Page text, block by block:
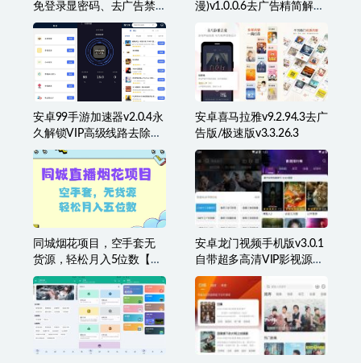
安卓万能钥匙APP v1.1.53
免登录显密码、去广告禁
安卓囧次元(樱花动
漫)v1.0.0.6去广告精简解锁
安卓99手游加速器v2.0.4永
久解锁VIP高级线路去除广
安卓喜马拉雅v9.2.94.3去广
告版/极速版v3.3.26.3
同城烟花项目，空手套无
货源，轻松月入5位数【揭
安卓龙门视频手机版v3.0.1
自带超多高清VIP影视源免